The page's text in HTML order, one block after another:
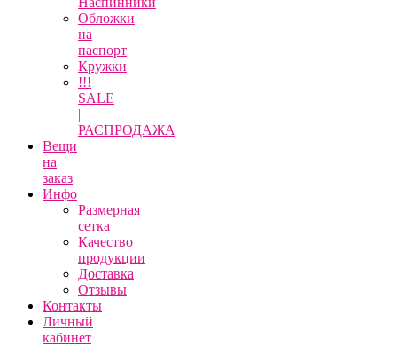
Обложки
на
паспорт
Кружки
!!!
SALE
|
РАСПРОДАЖА
Вещи
на
заказ
Инфо
Размерная
сетка
Качество
продукции
Доставка
Отзывы
Контакты
Личный
кабинет